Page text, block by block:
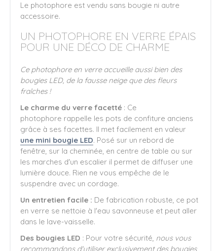
Le photophore est vendu sans bougie ni autre
accessoire.
UN PHOTOPHORE EN VERRE ÉPAIS
POUR UNE DÉCO DE CHARME
Ce photophore en verre accueille aussi bien des
bougies LED, de la fausse neige que des fleurs
fraîches !
Le charme du verre facetté : Ce
photophore rappelle les pots de confiture anciens
grâce à ses facettes. Il met facilement en valeur
une mini bougie LED. Posé sur un rebord de
fenêtre, sur la cheminée, en centre de table ou sur
les marches d'un escalier il permet de diffuser une
lumière douce. Rien ne vous empêche de le
suspendre avec un cordage.
Un entretien facile : De fabrication robuste, ce pot
en verre se nettoie à l'eau savonneuse et peut aller
dans le lave-vaisselle.
Des bougies LED : Pour votre sécurité, nous vous
recommandons d'utiliser exclusivement des bougies